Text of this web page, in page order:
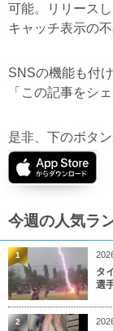
可能。リリース
キャッチ表示の
SNSの機能も付
「この記事をシ
是非、下のボタ
今週の人気ラ
タ
選
1
2